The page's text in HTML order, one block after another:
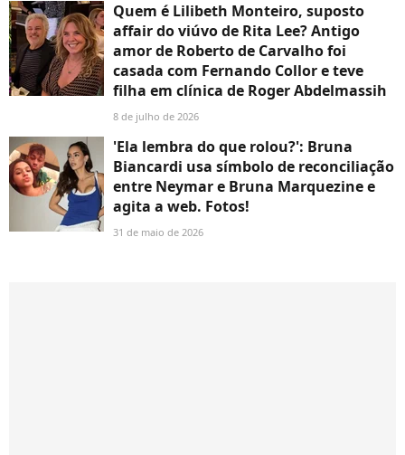
Quem é Lilibeth Monteiro, suposto
affair do viúvo de Rita Lee? Antigo
amor de Roberto de Carvalho foi
casada com Fernando Collor e teve
filha em clínica de Roger Abdelmassih
8 de julho de 2026
'Ela lembra do que rolou?': Bruna
Biancardi usa símbolo de reconciliação
entre Neymar e Bruna Marquezine e
agita a web. Fotos!
31 de maio de 2026